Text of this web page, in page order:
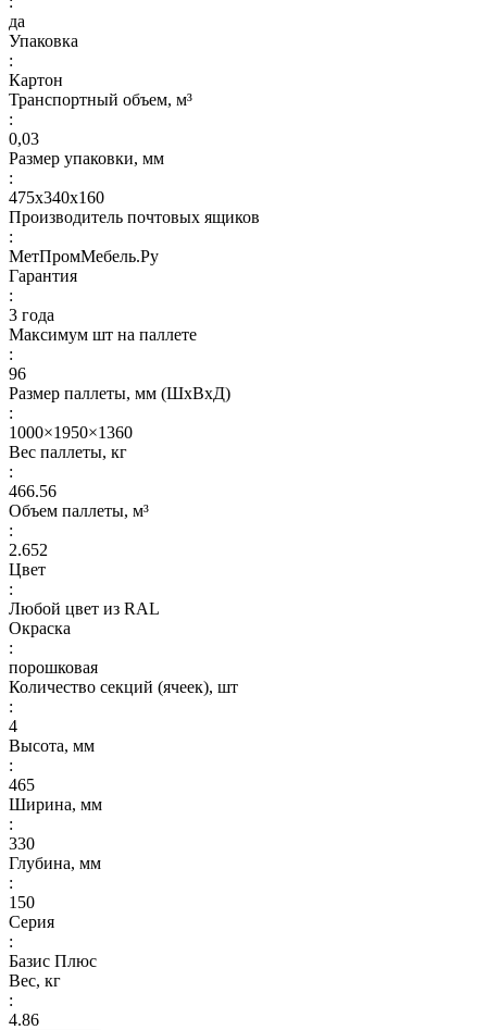
да
Упаковка
:
Картон
Транспортный объем, м³
:
0,03
Размер упаковки, мм
:
475х340х160
Производитель почтовых ящиков
:
МетПромМебель.Ру
Гарантия
:
3 года
Максимум шт на паллете
:
96
Размер паллеты, мм (ШхВхД)
:
1000×1950×1360
Вес паллеты, кг
:
466.56
Объем паллеты, м³
:
2.652
Цвет
:
Любой цвет из RAL
Окраска
:
порошковая
Количество секций (ячеек), шт
:
4
Высота, мм
:
465
Ширина, мм
:
330
Глубина, мм
:
150
Серия
:
Базис Плюс
Вес, кг
:
4.86